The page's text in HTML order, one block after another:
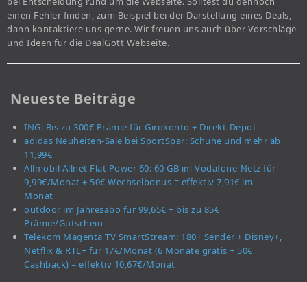
einen Fehler finden, zum Beispiel bei der Darstellung eines Deals,
dann kontaktiere uns gerne. Wir freuen uns auch über Vorschläge
und Ideen für die DealGott Webseite.
Neueste Beiträge
ING: Bis zu 300€ Prämie für Girokonto + Direkt-Depot
adidas Neuheiten-Sale bei SportSpar: Schuhe und mehr ab
11,99€
Allmobil Allnet Flat Power 60: 60 GB im Vodafone-Netz für
9,99€/Monat + 50€ Wechselbonus = effektiv 7,91€ im
Monat
outdoor im Jahresabo für 99,65€ + bis zu 85€
Prämie/Gutschein
Telekom Magenta TV SmartStream: 180+ Sender + Disney+,
Netflix & RTL+ für 17€/Monat (6 Monate gratis + 50€
Cashback) = effektiv 10,67€/Monat